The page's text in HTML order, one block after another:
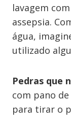
lavagem
assepsia.
água,
utilizado
Pedras que
com pano
para tirar o